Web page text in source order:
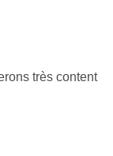
très content